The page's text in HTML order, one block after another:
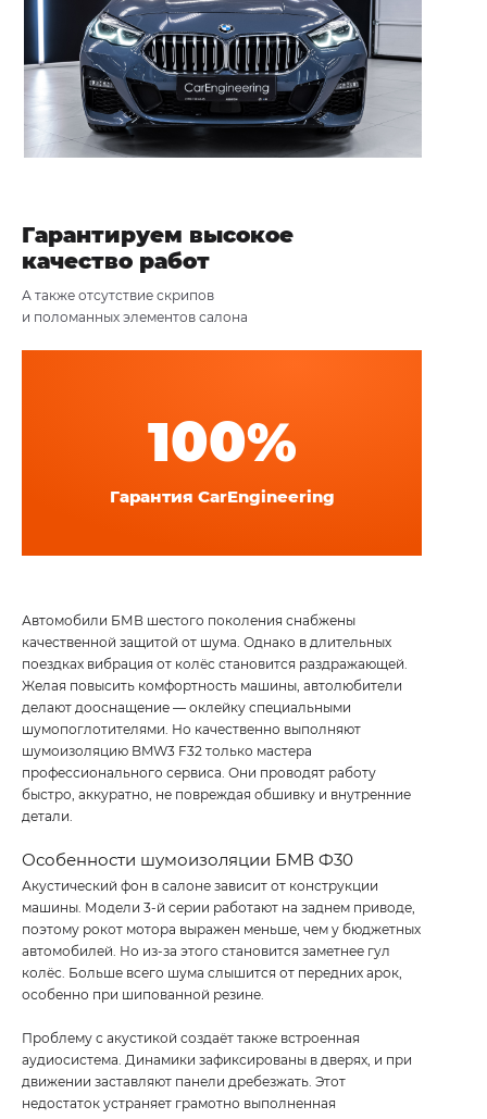
100%
Гарантия CarEngineering
Гарантируем высокое
качество работ
А также отсутствие скрипов
и поломанных элементов салона
Автомобили БМВ шестого поколения снабжены
качественной защитой от шума. Однако в длительных
поездках вибрация от колёс становится раздражающей.
Желая повысить комфортность машины, автолюбители
делают дооснащение — оклейку специальными
шумопоглотителями. Но качественно выполняют
шумоизоляцию BMW3 F32 только мастера
профессионального сервиса. Они проводят работу
быстро, аккуратно, не повреждая обшивку и внутренние
детали.
Особенности шумоизоляции БМВ Ф30
Акустический фон в салоне зависит от конструкции
машины. Модели 3-й серии работают на заднем приводе,
поэтому рокот мотора выражен меньше, чем у бюджетных
автомобилей. Но из-за этого становится заметнее гул
колёс. Больше всего шума слышится от передних арок,
особенно при шипованной резине.
Проблему с акустикой создаёт также встроенная
аудиосистема. Динамики зафиксированы в дверях, и при
движении заставляют панели дребезжать. Этот
недостаток устраняет грамотно выполненная